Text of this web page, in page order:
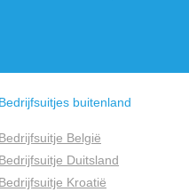
Bedrijfsuitjes buitenland
Bedrijfsuitje België
Bedrijfsuitje Duitsland
Bedrijfsuitje Kroatië